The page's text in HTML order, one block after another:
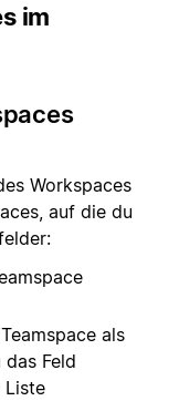
im
Workspaces
auf die du
als
Feld
Liste